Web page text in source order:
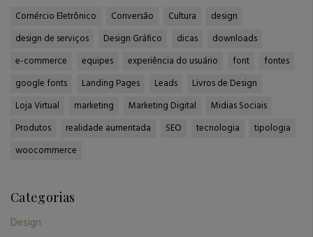
Comércio Eletrônico Conversão Cultura
design
design de serviços
Design Gráfico dicas
downloads
e-commerce
equipes experiência do usuário font
fontes
google fonts
Landing Pages Leads
Livros de Design
Loja Virtual
marketing Marketing Digital
Midias Sociais
Produtos
realidade aumentada SEO tecnologia
tipologia
woocommerce
Categorias
Design